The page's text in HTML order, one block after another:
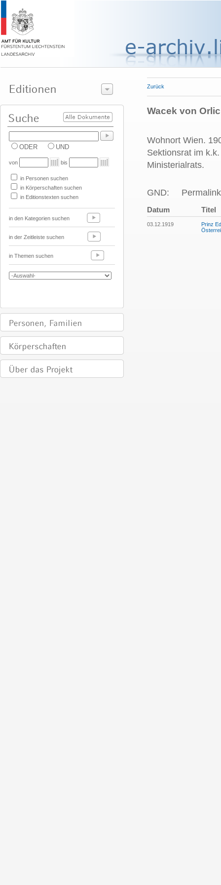
ODER UND
von bis
in Personen suchen
in Körperschaften suchen
in Editionstexten suchen
in den Kategorien suchen
in der Zeitleiste suchen
in Themen suchen
Zurück
Wacek von
Wohnort Wien.
Sektionsrat im
Ministerialrats.
GND:
Datum Titel
03.12.1919
Prinz